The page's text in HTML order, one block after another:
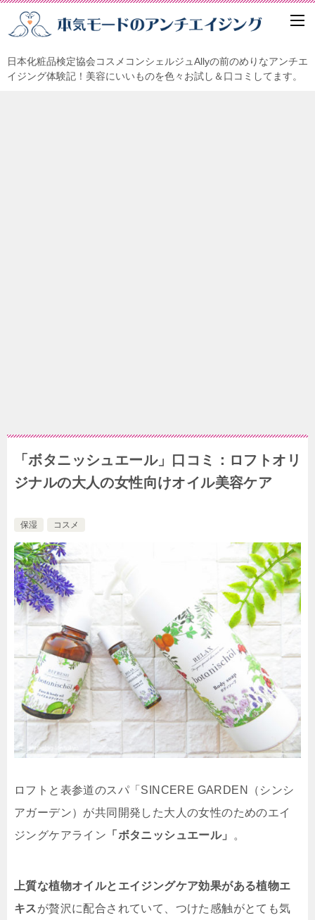
日本化粧品検定協会コスメコンシェルジュAllyの前のめりなアンチエ
イジング体験記！美容にいいものを色々お試し＆口コミしてます。
「ボタニッシュエール」口コミ：ロフトオリ
ジナルの大人の女性向けオイル美容ケア
保湿 コスメ
ロフトと表参道のスパ「SINCERE GARDEN（シンシ
アガーデン）が共同開発した大人の女性のためのエイ
ジングケアライン 「ボタニッシュエール」 。
上質な植物オイルとエイジングケア効果がある植物エ
キスが贅沢に配合されていて、つけた感触がとても気